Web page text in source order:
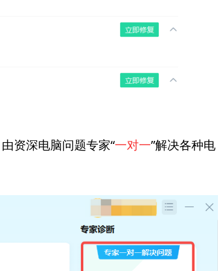
由资深电脑问题专家“一对一”解决各种电